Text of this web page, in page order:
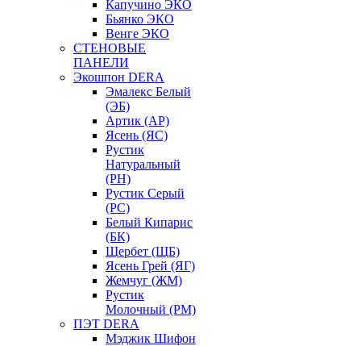
Капучино ЭКО
Бьянко ЭКО
Венге ЭКО
СТЕНОВЫЕ
ПАНЕЛИ
Экошпон DERA
Эмалекс Белый
(ЭБ)
Артик (АР)
Ясень (ЯС)
Рустик
Натуральный
(РН)
Рустик Серый
(РС)
Белый Кипарис
(БК)
Щербет (ЩБ)
Ясень Грей (ЯГ)
Жемчуг (ЖМ)
Рустик
Молочный (РМ)
ПЭТ DERA
Мэджик Шифон